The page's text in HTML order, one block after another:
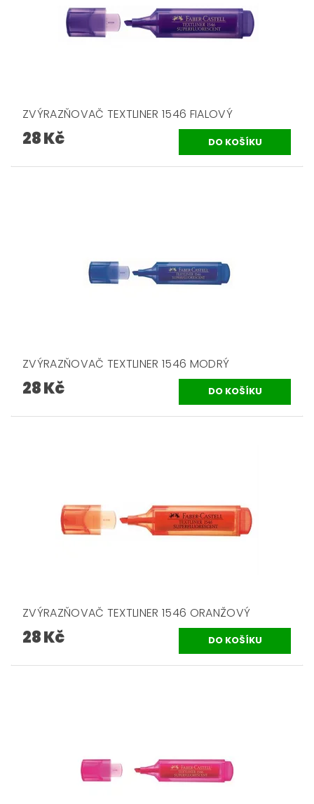
ZVÝRAZŇOVAČ TEXTLINER 1546 FIALOVÝ
28 Kč
ZVÝRAZŇOVAČ TEXTLINER 1546 MODRÝ
28 Kč
ZVÝRAZŇOVAČ TEXTLINER 1546 ORANŽOVÝ
28 Kč